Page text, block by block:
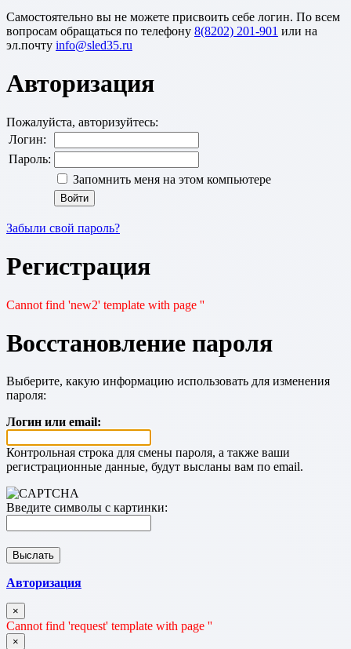
Cамостоятельно вы не можете присвоить себе логин. По всем
вопросам обращаться по телефону 8(8202) 201-901 или на
эл.почту
Авторизация
Пожалуйста, авторизуйтесь:
Логин:
Пароль:
Запомнить меня на этом компьютере
Забыли свой пароль?
Регистрация
Cannot find 'new2' template with page ''
Восстановление пароля
Выберите, какую информацию использовать для изменения
пароля:
Логин или email:
Контрольная строка для смены пароля, а также ваши
регистрационные данные, будут высланы вам по email.
Введите символы с картинки:
Авторизация
×
Cannot find 'request' template with page ''
×